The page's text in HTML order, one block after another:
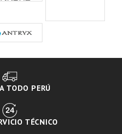
TODO PERÚ
TÉCNICO